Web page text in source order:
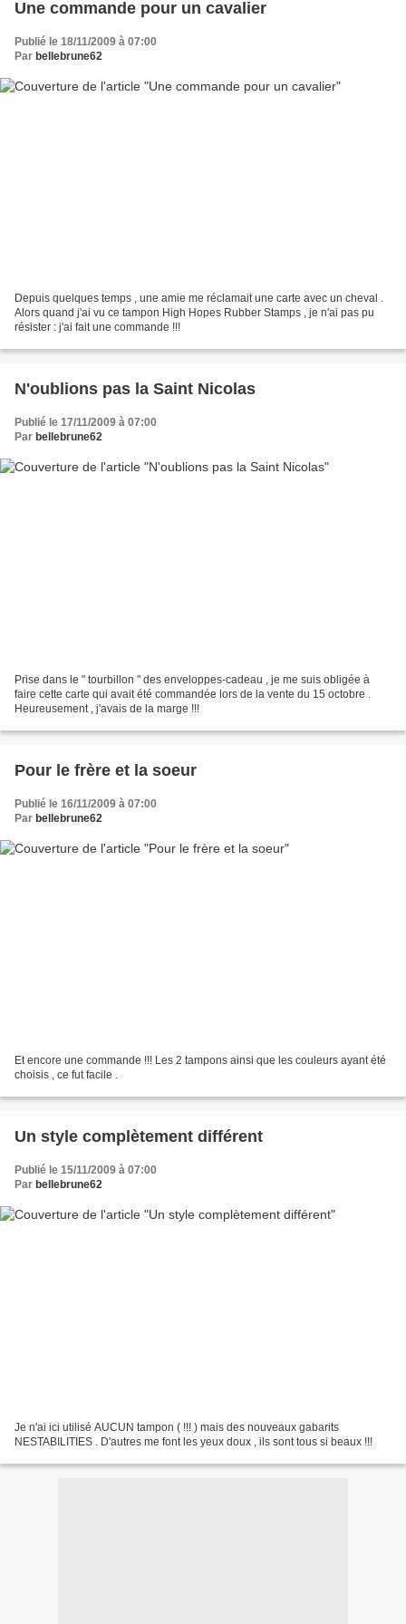
Une commande pour un cavalier
Publié le 18/11/2009 à 07:00
Par bellebrune62
Depuis quelques temps , une amie me réclamait une carte avec un cheval .
Alors quand j'ai vu ce tampon High Hopes Rubber Stamps , je n'ai pas pu
résister : j'ai fait une commande !!!
N'oublions pas la Saint Nicolas
Publié le 17/11/2009 à 07:00
Par bellebrune62
Prise dans le " tourbillon " des enveloppes-cadeau , je me suis obligée à
faire cette carte qui avait été commandée lors de la vente du 15 octobre .
Heureusement , j'avais de la marge !!!
Pour le frère et la soeur
Publié le 16/11/2009 à 07:00
Par bellebrune62
Et encore une commande !!! Les 2 tampons ainsi que les couleurs ayant été
choisis , ce fut facile .
Un style complètement différent
Publié le 15/11/2009 à 07:00
Par bellebrune62
Je n'ai ici utilisé AUCUN tampon ( !!! ) mais des nouveaux gabarits
NESTABILITIES . D'autres me font les yeux doux , ils sont tous si beaux !!!